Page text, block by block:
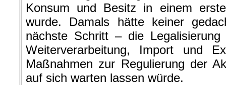
Konsum und Besitz in einem
wurde. Damals hätte keiner
nächste Schritt – die
Weiterverarbeitung, Import und
Maßnahmen zur Regulierung der
auf sich warten lassen würde.